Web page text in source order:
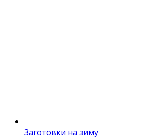
Заготовки на зиму